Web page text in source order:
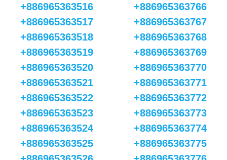
+886965363516
+886965363517
+886965363518
+886965363519
+886965363520
+886965363521
+886965363522
+886965363523
+886965363524
+886965363525
+886965363766
+886965363767
+886965363768
+886965363769
+886965363770
+886965363771
+886965363772
+886965363773
+886965363774
+886965363775